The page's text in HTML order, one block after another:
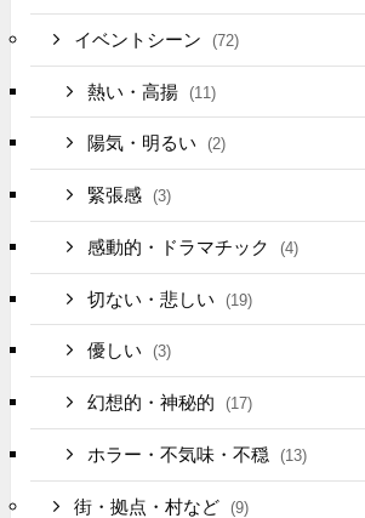
イベントシーン (72)
熱い・高揚 (11)
陽気・明るい (2)
緊張感 (3)
感動的・ドラマチック (4)
切ない・悲しい (19)
優しい (3)
幻想的・神秘的 (17)
ホラー・不気味・不穏 (13)
街・拠点・村など (9)